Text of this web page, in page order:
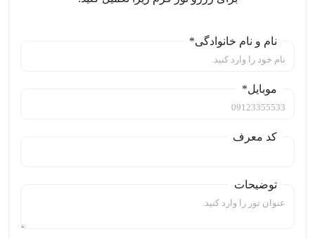
نام و نام خانوادگی*
موبایل*
کد معرف
توضیحات